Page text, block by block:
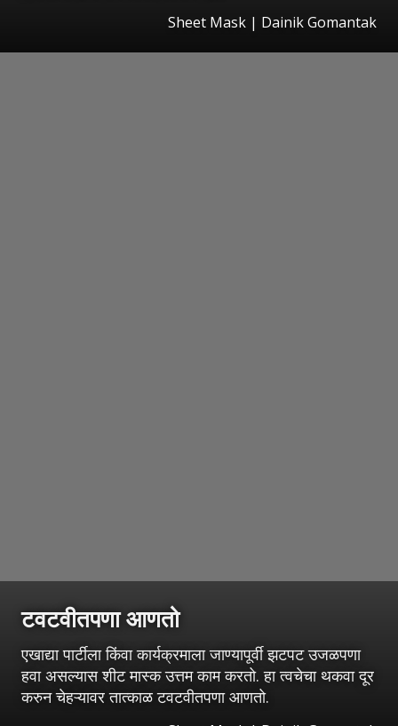
Sheet Mask | Dainik Gomantak
टवटवीतपणा आणतो
एखाद्या पार्टीला किंवा कार्यक्रमाला जाण्यापूर्वी झटपट उजळपणा
हवा असल्यास शीट मास्क उत्तम काम करतो. हा त्वचेचा थकवा दूर
करुन चेहऱ्यावर तात्काळ टवटवीतपणा आणतो.